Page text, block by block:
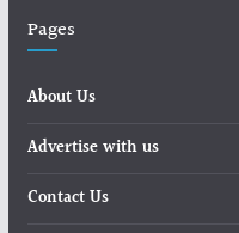
Pages
About Us
Advertise with us
Contact Us